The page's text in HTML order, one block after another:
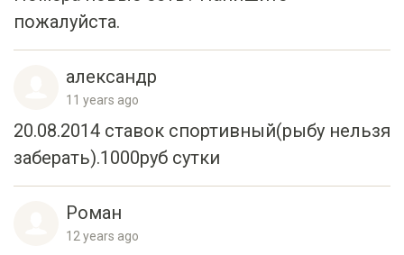
пожалуйста.
александр
11 years ago
20.08.2014 ставок спортивный(рыбу нельзя
заберать).1000руб сутки
Роман
12 years ago